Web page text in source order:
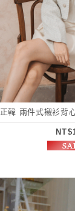
正韓 兩件式襯衫背